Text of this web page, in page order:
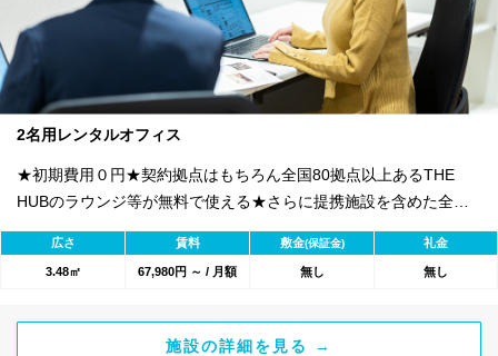
2名用レンタルオフィス
★初期費用０円★契約拠点はもちろん全国80拠点以上あるTHE
HUBのラウンジ等が無料で使える★さらに提携施設を含めた全
1800のワークスペースが利用可能★
広さ 賃料 敷金(保証金) 礼金
3.48㎡ 67,980円 ～ / 月額 無し 無し
施設の詳細を見る →